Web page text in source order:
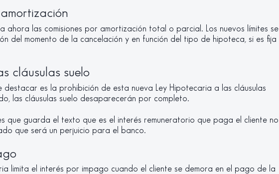
ahora las comisiones por amortización total o parcial. Los nuevos límites se
del momento de la cancelación y en función del tipo de hipoteca, si es fija
cláusulas suelo
destacar es la prohibición de esta nueva Ley Hipotecaria a las cláusulas
las cláusulas suelo desaparecerán por completo.
que guarda el texto que es el interés remuneratorio que paga el cliente no
que será un perjuicio para el banco.
limita el interés por impago cuando el cliente se demora en el pago de la